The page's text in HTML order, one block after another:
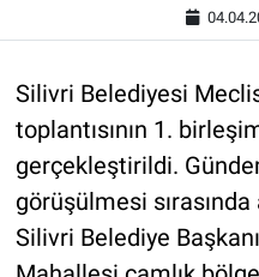
Silivri Belediyesi
toplantısının 1.
gerçekleştirildi.
görüşülmesi
Silivri Belediye